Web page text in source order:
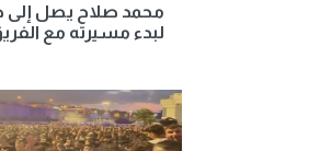
محمد صلاح يصل إلى
لبدء مسيرته مع